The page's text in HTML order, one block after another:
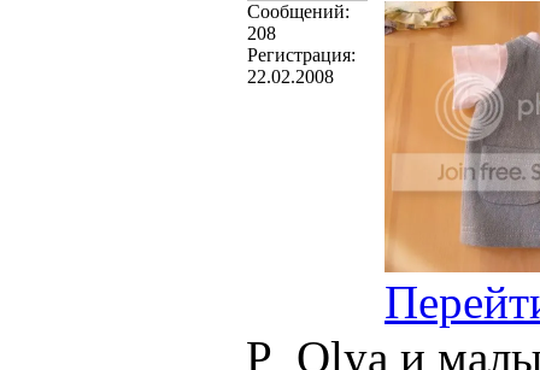
Cообщений:
208
Регистрация:
22.02.2008
P_Olya и